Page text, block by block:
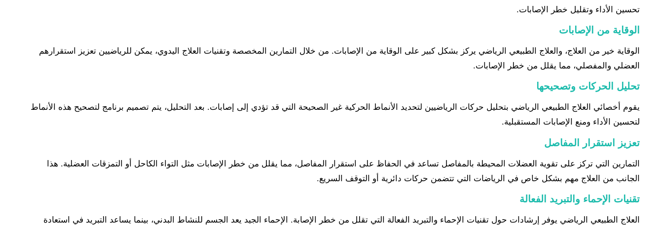
تحسين الأداء وتقليل خطر الإصابات.
الوقاية من الإصابات
الوقاية خير من العلاج، والعلاج الطبيعي الرياضي يركز بشكل كبير على الوقاية من الإصابات. من خلال التمارين المخصصة وتقنيات العلاج اليدوي، يمكن للرياضيين تعزيز استقرارهم
العضلي والمفصلي، مما يقلل من خطر الإصابات.
تحليل الحركات وتصحيحها
يقوم أخصائي العلاج الطبيعي الرياضي بتحليل حركات الرياضيين لتحديد الأنماط الحركية غير الصحيحة التي قد تؤدي إلى إصابات. بعد التحليل، يتم تصميم برنامج لتصحيح هذه الأنماط
لتحسين الأداء ومنع الإصابات المستقبلية.
تعزيز استقرار المفاصل
التمارين التي تركز على تقوية العضلات المحيطة بالمفاصل تساعد في الحفاظ على استقرار المفاصل، مما يقلل من خطر الإصابات مثل التواء الكاحل أو التمزقات العضلية. هذا
الجانب من العلاج مهم بشكل خاص في الرياضات التي تتضمن حركات دائرية أو التوقف السريع.
تقنيات الإحماء والتبريد الفعالة
العلاج الطبيعي الرياضي يوفر إرشادات حول تقنيات الإحماء والتبريد الفعالة التي تقلل من خطر الإصابة. الإحماء الجيد يعد الجسم للنشاط البدني، بينما يساعد التبريد في استعادة